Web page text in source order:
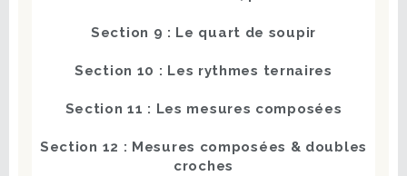
Section 9 : Le quart de soupir
Section 10 : Les rythmes ternaires
Section 11 : Les mesures composées
Section 12 : Mesures composées & doubles
croches